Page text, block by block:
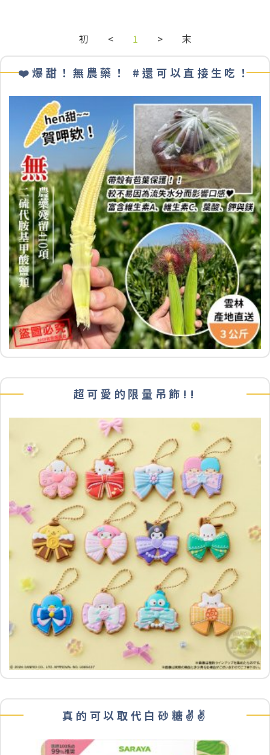
❤️爆甜！無農藥！ #還可以直接生吃！
超可愛的限量吊飾!!
真的可以取代白砂糖✌️✌️
初 < 1 > 末